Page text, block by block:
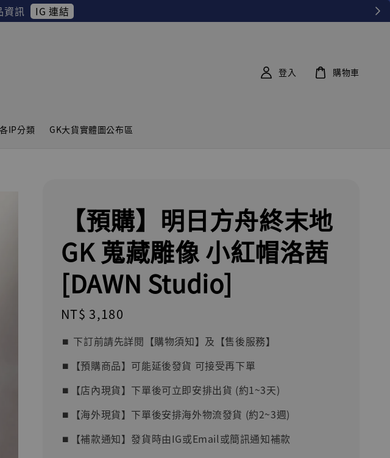
資訊 IG 連結
各IP分類 GK大貨實體圖公布區
登入 購物車
【預購】明日方舟終末地
GK 蒐藏雕像 小紅帽洛茜
[DAWN Studio]
Regular
price
NT$ 3,180
⏹︎ 下訂前請先詳閱【購物須知】及【售後服務】
⏹︎【預購商品】可能延後發貨 可接受再下單
⏹︎【店內現貨】下單後可立即安排出貨 (約1~3天)
⏹︎【海外現貨】下單後安排海外物流發貨 (約2~3週)
⏹︎【補款通知】發貨時由IG或Email或簡訊通知補款